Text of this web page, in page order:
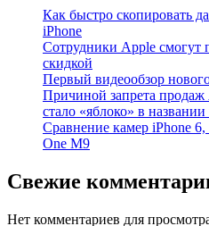
Как быстро скопировать
iPhone
Сотрудники Apple смогут
скидкой
Первый видеообзор
Причиной запрета
стало «яблоко» в названии
Cравнение камер iPhone
One M9
Свежие
Нет комментариев для